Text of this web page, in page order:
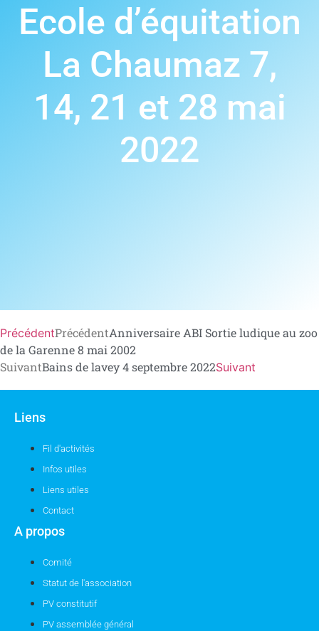
Ecole d’équitation
La Chaumaz 7,
14, 21 et 28 mai
2022
PrécédentPrécédentAnniversaire ABI Sortie ludique au zoo
de la Garenne 8 mai 2002
SuivantBains de lavey 4 septembre 2022Suivant
Liens
Fil d'activités
Infos utiles
Liens utiles
Contact
A propos
Comité
Statut de l'association
PV constitutif
PV assemblée général